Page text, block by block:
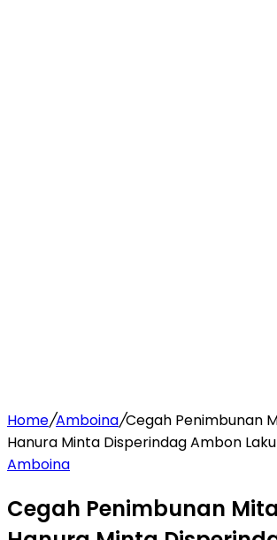
Home/Amboina/Cegah Penimbunan
Hanura Minta Disperindag Ambon
Amboina
Cegah Penimbunan